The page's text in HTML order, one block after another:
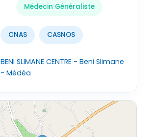
Médecin Généraliste
CNAS CASNOS
BENI SLIMANE CENTRE - Beni Slimane
- Médéa